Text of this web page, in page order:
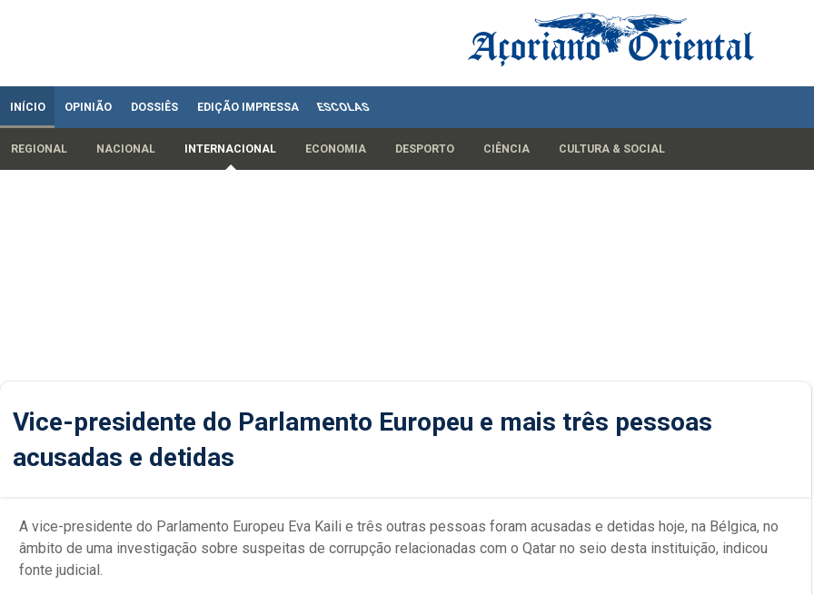
INÍCIO OPINIÃO DOSSIÊS EDIÇÃO IMPRESSA ESCOLAS
REGIONAL NACIONAL INTERNACIONAL ECONOMIA DESPORTO CIÊNCIA CULTURA & SOCIAL
Vice-presidente do Parlamento Europeu e mais três pessoas
acusadas e detidas
A vice-presidente do Parlamento Europeu Eva Kaili e três outras pessoas foram acusadas e detidas hoje, na Bélgica, no
âmbito de uma investigação sobre suspeitas de corrupção relacionadas com o Qatar no seio desta instituição, indicou
fonte judicial.